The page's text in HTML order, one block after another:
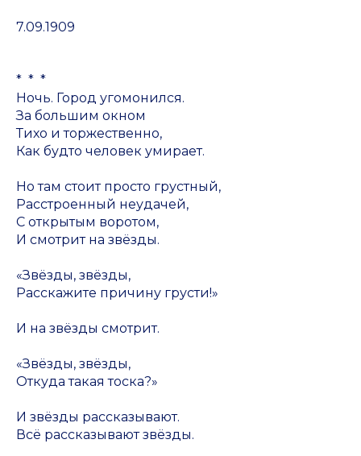
7.09.1909
* * *
Ночь. Город угомонился.
За большим окном
Тихо и торжественно,
Как будто человек умирает.
Но там стоит просто грустный,
Расстроенный неудачей,
С открытым воротом,
И смотрит на звёзды.
«Звёзды, звёзды,
Расскажите причину грусти!»
И на звёзды смотрит.
«Звёзды, звёзды,
Откуда такая тоска?»
И звёзды рассказывают.
Всё рассказывают звёзды.